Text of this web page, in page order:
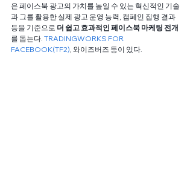
은 페이스북 광고의 가치를 높일 수 있는 혁신적인 기술
과 그를 활용한 실제 광고 운영 능력, 캠페인 집행 결과
등을 기준으로 더 쉽고 효과적인 페이스북 마케팅 전개
를 돕는다. TRADINGWORKS FOR
FACEBOOK(TF2) , 와이즈버즈 등이 있다.